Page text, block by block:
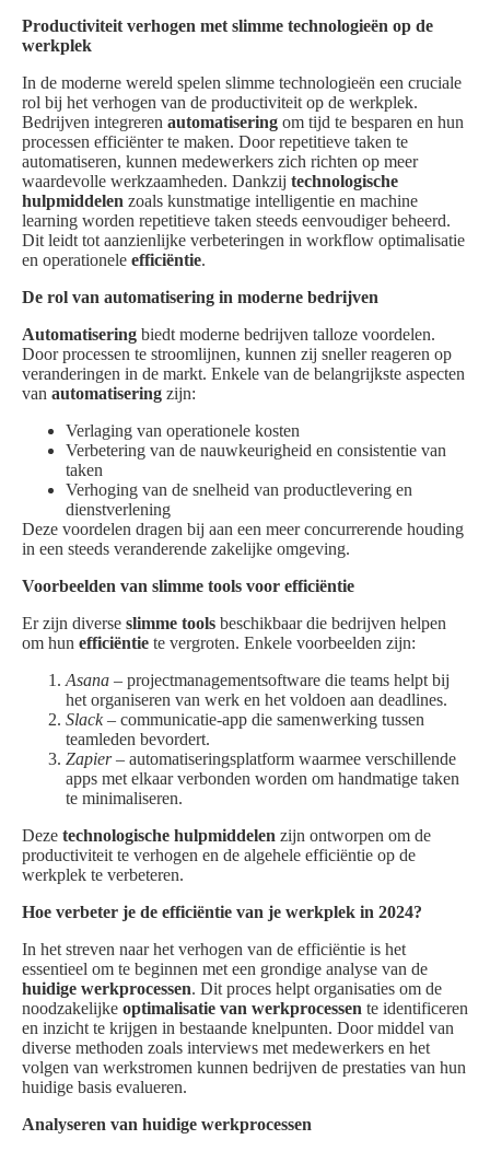
Productiviteit verhogen met slimme technologieën op de
werkplek
In de moderne wereld spelen slimme technologieën een cruciale
rol bij het verhogen van de productiviteit op de werkplek.
Bedrijven integreren automatisering om tijd te besparen en hun
processen efficiënter te maken. Door repetitieve taken te
automatiseren, kunnen medewerkers zich richten op meer
waardevolle werkzaamheden. Dankzij technologische
hulpmiddelen zoals kunstmatige intelligentie en machine
learning worden repetitieve taken steeds eenvoudiger beheerd.
Dit leidt tot aanzienlijke verbeteringen in workflow optimalisatie
en operationele efficiëntie.
De rol van automatisering in moderne bedrijven
Automatisering biedt moderne bedrijven talloze voordelen.
Door processen te stroomlijnen, kunnen zij sneller reageren op
veranderingen in de markt. Enkele van de belangrijkste aspecten
van automatisering zijn:
Verlaging van operationele kosten
Verbetering van de nauwkeurigheid en consistentie van
taken
Verhoging van de snelheid van productlevering en
dienstverlening
Deze voordelen dragen bij aan een meer concurrerende houding
in een steeds veranderende zakelijke omgeving.
Voorbeelden van slimme tools voor efficiëntie
Er zijn diverse slimme tools beschikbaar die bedrijven helpen
om hun efficiëntie te vergroten. Enkele voorbeelden zijn:
Asana – projectmanagementsoftware die teams helpt bij
het organiseren van werk en het voldoen aan deadlines.
Slack– communicatie-app die samenwerking tussen
teamleden bevordert.
Zapier– automatiseringsplatform waarmee verschillende
apps met elkaar verbonden worden om handmatige taken
te minimaliseren.
Deze technologische hulpmiddelen zijn ontworpen om de
productiviteit te verhogen en de algehele efficiëntie op de
werkplek te verbeteren.
Hoe verbeter je de efficiëntie van je werkplek in 2024?
In het streven naar het verhogen van de efficiëntie is het
essentieel om te beginnen met een grondige analyse van de
huidige werkprocessen. Dit proces helpt organisaties om de
noodzakelijke optimalisatie van werkprocessen te identificeren
en inzicht te krijgen in bestaande knelpunten. Door middel van
diverse methoden zoals interviews met medewerkers en het
volgen van werkstromen kunnen bedrijven de prestaties van hun
huidige basis evalueren.
Analyseren van huidige werkprocessen